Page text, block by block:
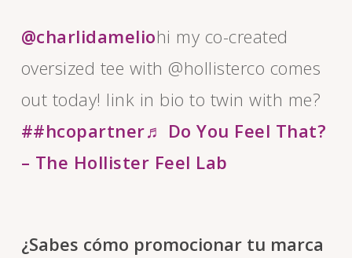
@charlidameliohi my co-created
oversized tee with @hollisterco comes
out today! link in bio to twin with me?
##hcopartner♬ Do You Feel That?
– The Hollister Feel Lab
¿Sabes cómo promocionar tu marca